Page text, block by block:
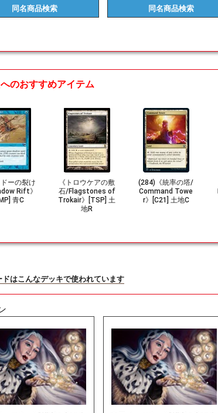
同名商品検索 同名商品検索
のおすすめアイテム
ドーの裂け
Rift》
青C
《トロウケアの敷
石/Flagstones of
Trokair》[TSP] 土
地R
(284)《統率の塔/
Command Towe
r》[C21] 土地C
ドはこんなデッキで使われています